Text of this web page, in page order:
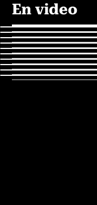
En video